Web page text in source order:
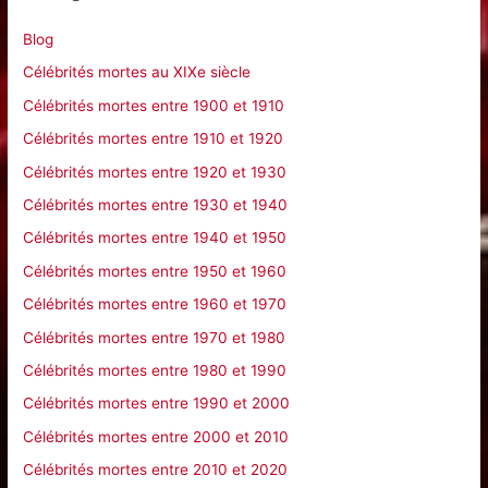
r
:
Blog
Célébrités mortes au XIXe siècle
Célébrités mortes entre 1900 et 1910
Célébrités mortes entre 1910 et 1920
Célébrités mortes entre 1920 et 1930
Célébrités mortes entre 1930 et 1940
Célébrités mortes entre 1940 et 1950
Célébrités mortes entre 1950 et 1960
Célébrités mortes entre 1960 et 1970
Célébrités mortes entre 1970 et 1980
Célébrités mortes entre 1980 et 1990
Célébrités mortes entre 1990 et 2000
Célébrités mortes entre 2000 et 2010
Célébrités mortes entre 2010 et 2020